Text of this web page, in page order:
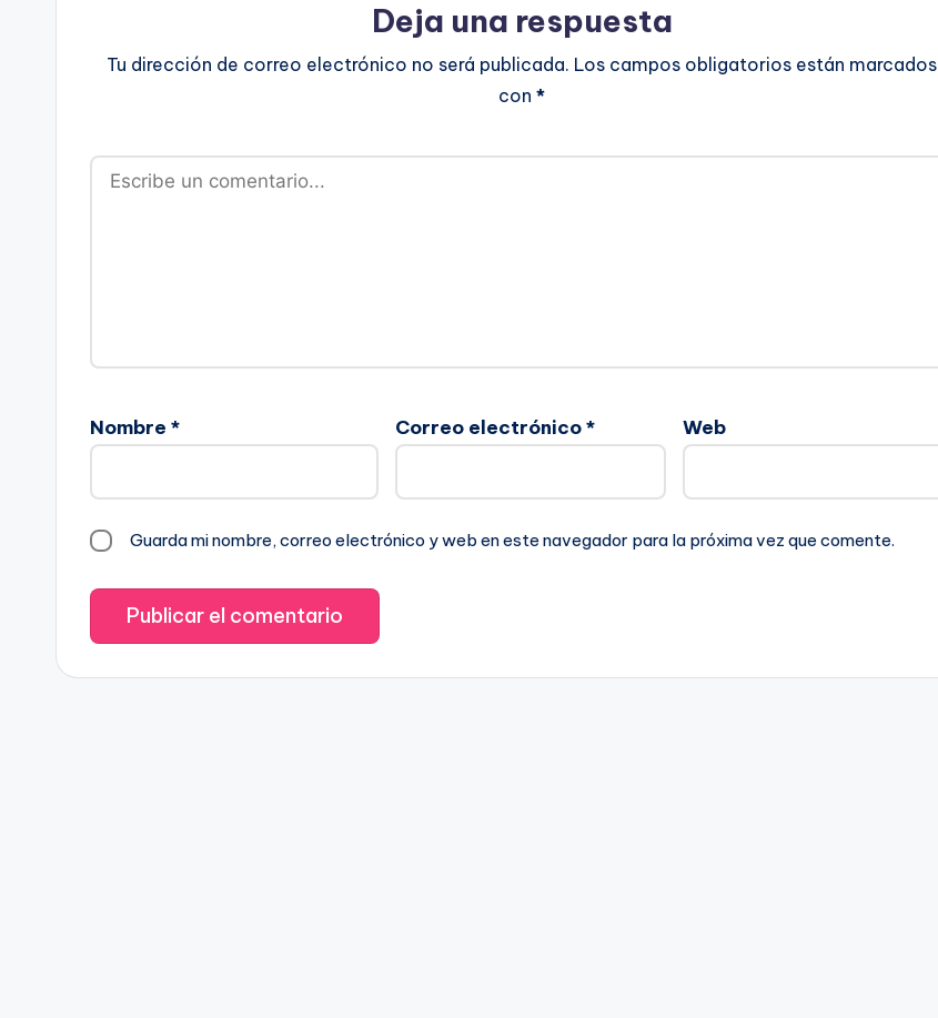
Deja una respuesta
Tu dirección de correo electrónico no será publicada. Los campos obligatorios están marcados
con*
Nombre * Correo electrónico* Web
Guarda mi nombre, correo electrónico y web en este navegador para la próxima vez que comente.